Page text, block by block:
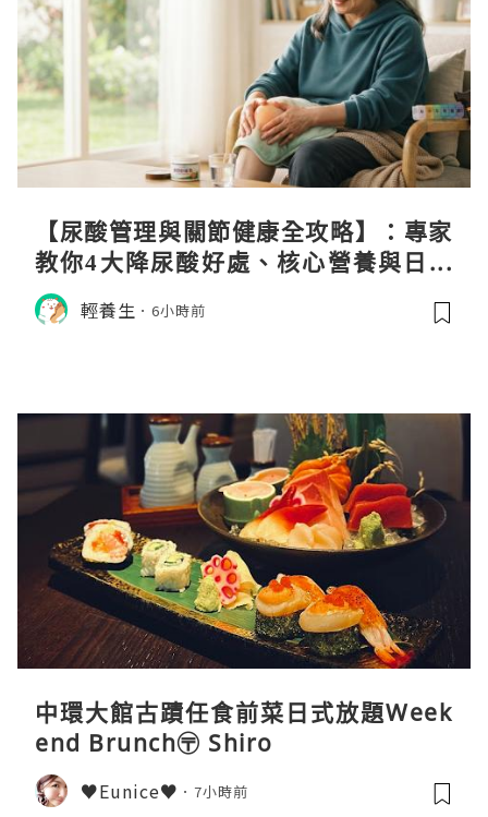
【尿酸管理與關節健康全攻略】：專家
教你4大降尿酸好處、核心營養與日常
飲食調理秘訣
輕養生 6小時前
中環大館古蹟任食前菜日式放題Week
end Brunch〶 Shiro
♥Eunice♥ 7小時前